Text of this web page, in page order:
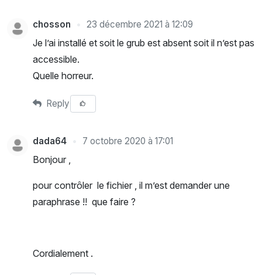
chosson 23 décembre 2021 à 12:09
Je l’ai installé et soit le grub est absent soit il n’est pas
accessible.
Quelle horreur.
Reply
dada64 7 octobre 2020 à 17:01
Bonjour ,
pour contrôler le fichier , il m’est demander une
paraphrase !! que faire ?
Cordialement .